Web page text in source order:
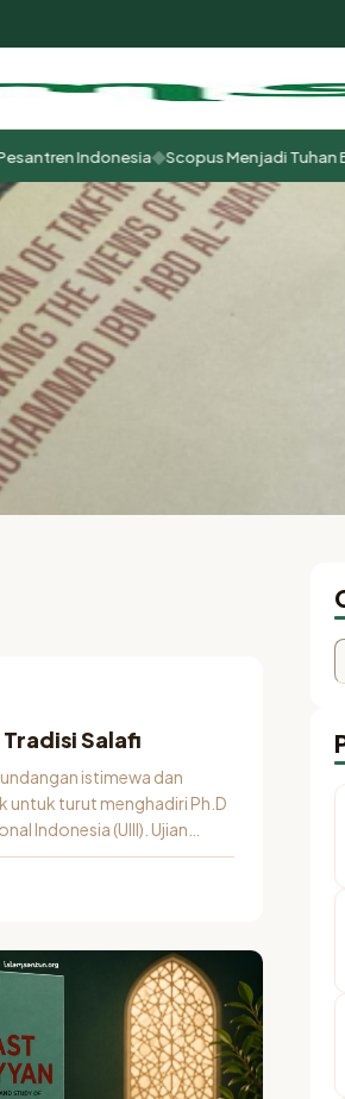
Indonesia◆Scopus Menjadi Tuhan Baru
Salafi
istimewa dan
untuk turut menghadiri Ph.D
Indonesia (UIII). Ujian…